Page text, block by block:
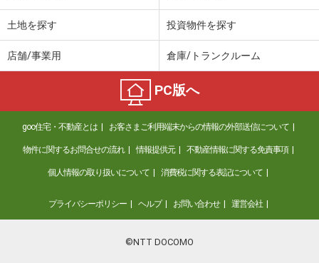
土地を探す 投資物件を探す
店舗/事業用 倉庫/トランクルーム
PC版へ
goo住宅・不動産とは お客さまご利用端末からの情報の外部送信について
物件に関するお問合せの流れ 情報提供元 不動産情報に関する免責事項
個人情報の取り扱いについて 消費税に関する表記について
プライバシーポリシー ヘルプ お問い合わせ 運営会社
©NTT DOCOMO